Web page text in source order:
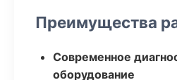
Преимущества
Современное
оборудование